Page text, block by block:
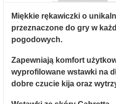
Miękkie rękawiczki o
przeznaczone do gry w
pogodowych.
Zapewniają komfort
wyprofilowane wstawki na
dobre czucie kija oraz